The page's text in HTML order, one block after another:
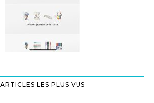
ARTICLES LES PLUS VUS